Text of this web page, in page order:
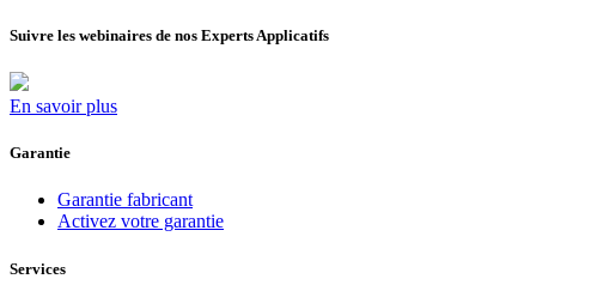
Suivre les webinaires de nos Experts Applicatifs
En savoir plus
Garantie
Garantie fabricant
Activez votre garantie
Services